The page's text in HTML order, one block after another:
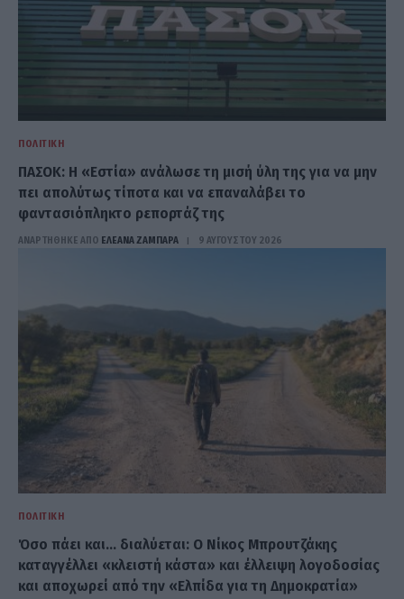
ΠΟΛΙΤΙΚΉ
ΠΑΣΟΚ: Η «Εστία» ανάλωσε τη μισή ύλη της για να μην
πει απολύτως τίποτα και να επαναλάβει το
φαντασιόπληκτο ρεπορτάζ της
ΑΝΑΡΤΗΘΗΚΕ ΑΠΟ ΕΛΕΑΝΑ ΖΑΜΠΑΡΑ 9 ΑΥΓΟΎΣΤΟΥ 2026
ΠΟΛΙΤΙΚΉ
Όσο πάει και… διαλύεται: Ο Νίκος Μπρουτζάκης
καταγγέλλει «κλειστή κάστα» και έλλειψη λογοδοσίας
και αποχωρεί από την «Ελπίδα για τη Δημοκρατία»